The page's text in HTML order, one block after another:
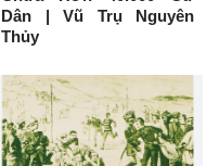
Dân | Vũ Trụ Nguyên
Thủy